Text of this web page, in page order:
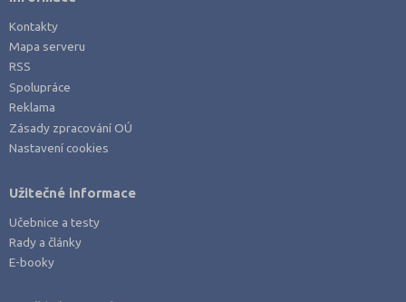
Kontakty
Mapa serveru
RSS
Spolupráce
Reklama
Zásady zpracování OÚ
Nastavení cookies
Užitečné informace
Učebnice a testy
Rady a články
E-booky